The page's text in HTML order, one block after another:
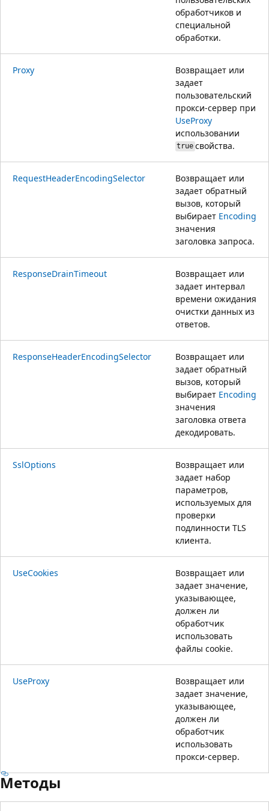
обработчиков и
специальной
обработки.
Proxy
Возвращает или
задает
пользовательский
прокси-сервер при
UseProxy
использовании
trueсвойства.
RequestHeaderEncodingSelector
Возвращает или
задает обратный
вызов, который
выбирает Encoding
значения
заголовка запроса.
ResponseDrainTimeout
Возвращает или
задает интервал
времени ожидания
очистки данных из
ответов.
ResponseHeaderEncodingSelector
Возвращает или
задает обратный
вызов, который
выбирает Encoding
значения
заголовка ответа
декодировать.
SslOptions
Возвращает или
задает набор
параметров,
используемых для
проверки
подлинности TLS
клиента.
UseCookies
Возвращает или
задает значение,
указывающее,
должен ли
обработчик
использовать
файлы cookie.
UseProxy
Возвращает или
задает значение,
указывающее,
должен ли
обработчик
использовать
прокси-сервер.
Методы